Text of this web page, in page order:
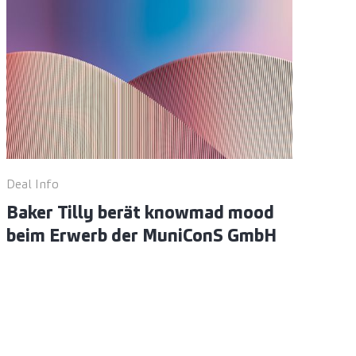
Deal Info
Baker Tilly berät knowmad mood
beim Erwerb der MuniConS GmbH